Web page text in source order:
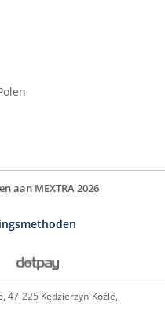
aan MEXTRA 2026
47-225 Kędzierzyn-Koźle,